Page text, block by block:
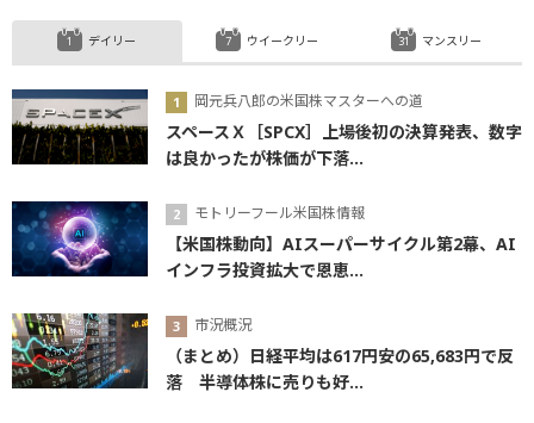
デイリー
岡元兵八郎の米国株マスターへの道
スペースＸ［SPCX］上場後初の決算発表、数字
は良かったが株価が下落...
モトリーフール米国株情報
【米国株動向】AIスーパーサイクル第2幕、AI
インフラ投資拡大で恩恵...
市況概況
（まとめ）日経平均は617円安の65,683円で反
落 半導体株に売りも好...
ウイークリー マンスリー